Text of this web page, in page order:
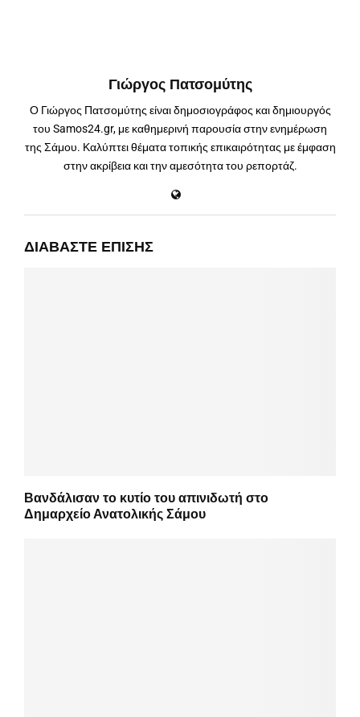
Γιώργος Πατσομύτης
Ο Γιώργος Πατσομύτης είναι δημοσιογράφος και δημιουργός
του Samos24.gr, με καθημερινή παρουσία στην ενημέρωση
της Σάμου. Καλύπτει θέματα τοπικής επικαιρότητας με έμφαση
στην ακρίβεια και την αμεσότητα του ρεπορτάζ.
ΔΙΑΒΆΣΤΕ ΕΠΊΣΗΣ
Βανδάλισαν το κυτίο του απινιδωτή στο
Δημαρχείο Ανατολικής Σάμου